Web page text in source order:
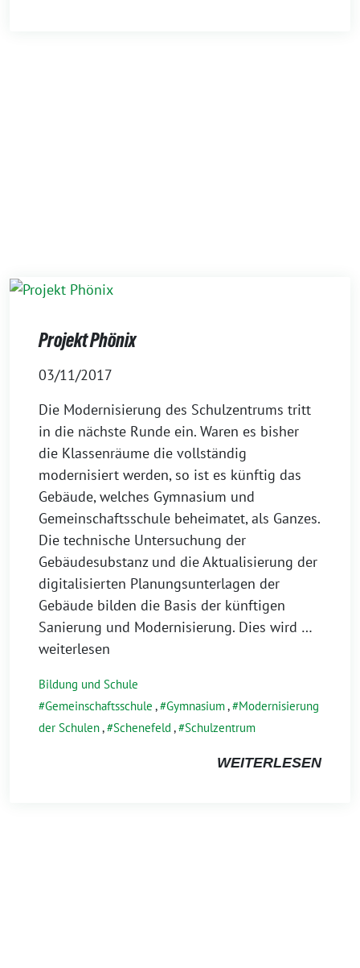
Projekt Phönix
03/11/2017
Die Modernisierung des Schulzentrums tritt
in die nächste Runde ein. Waren es bisher
die Klassenräume die vollständig
modernisiert werden, so ist es künftig das
Gebäude, welches Gymnasium und
Gemeinschaftsschule beheimatet, als Ganzes.
Die technische Untersuchung der
Gebäudesubstanz und die Aktualisierung der
digitalisierten Planungsunterlagen der
Gebäude bilden die Basis der künftigen
Sanierung und Modernisierung. Dies wird …
weiterlesen
Bildung und Schule
Gemeinschaftsschule , Gymnasium,
Modernisierung
der Schulen, Schenefeld , Schulzentrum
WEITERLESEN